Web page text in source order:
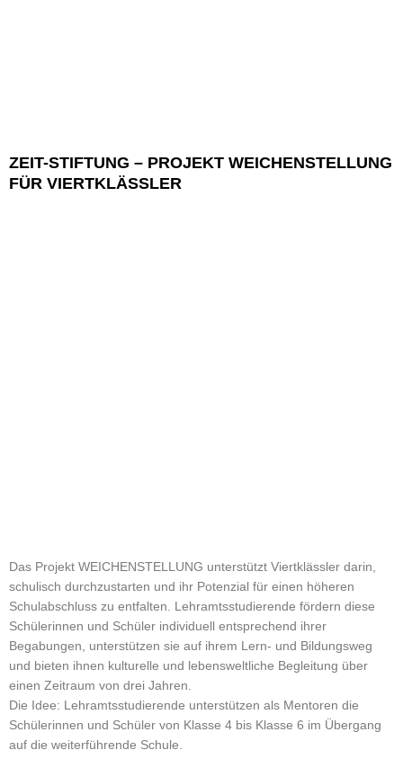
ZEIT-STIFTUNG – PROJEKT WEICHENSTELLUNG
FÜR VIERTKLÄSSLER
Das Projekt WEICHENSTELLUNG unterstützt Viertklässler darin,
schulisch durchzustarten und ihr Potenzial für einen höheren
Schulabschluss zu entfalten. Lehramtsstudierende fördern diese
Schülerinnen und Schüler individuell entsprechend ihrer
Begabungen, unterstützen sie auf ihrem Lern- und Bildungsweg
und bieten ihnen kulturelle und lebensweltliche Begleitung über
einen Zeitraum von drei Jahren.
Die Idee: Lehramtsstudierende unterstützen als Mentoren die
Schülerinnen und Schüler von Klasse 4 bis Klasse 6 im Übergang
auf die weiterführende Schule.